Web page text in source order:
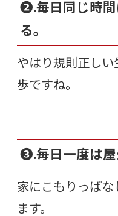
❷.毎日同じ時間
る。
やはり規則正し
歩ですね。
❸.毎日一度は屋
家にこもりっぱな
ます。